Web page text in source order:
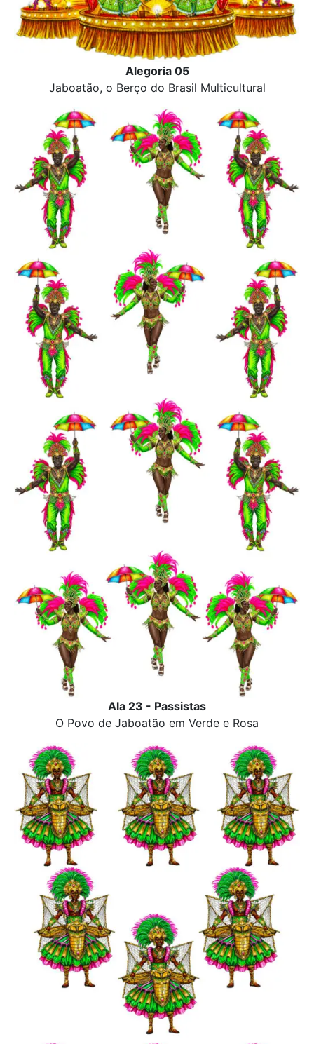
Alegoria 05
Jaboatão, o Berço do Brasil Multicultural
Ala 23 - Passistas
O Povo de Jaboatão em Verde e Rosa